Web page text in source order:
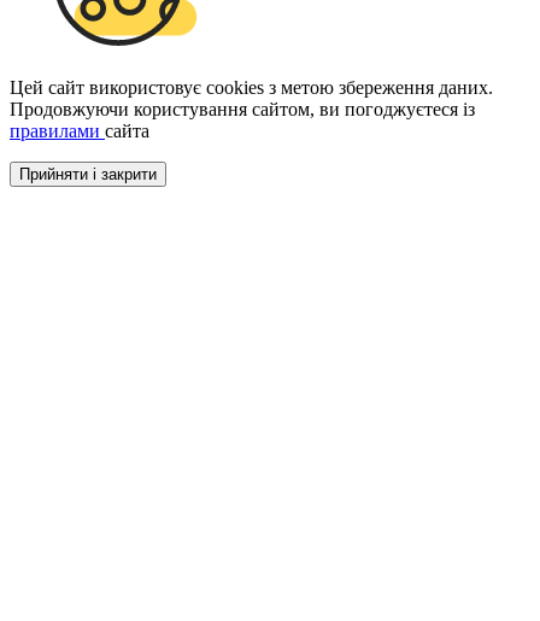
Цей сайт використовує cookies з метою збереження даних.
Продовжуючи користування сайтом, ви погоджуєтеся із
правилами сайта
Прийняти і закрити